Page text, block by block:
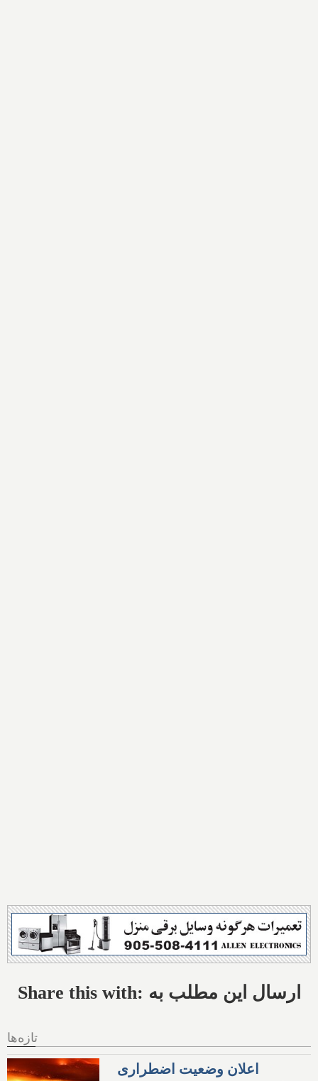
Share this with: ارسال این مطلب به
تازه‌ها
اعلان وضعیت اضطراری